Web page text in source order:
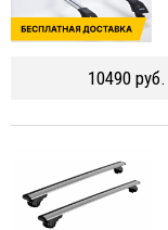
10490 руб.